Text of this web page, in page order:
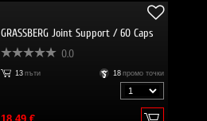
GRASSBERG Joint Support / 60 Caps
0.0
13 пъти 18 промо точки